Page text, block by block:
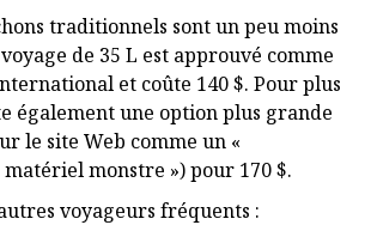
traditionnels sont un peu moins
de 35 L est approuvé comme
et coûte 140 $. Pour plus
également une option plus grande
le site Web comme un «
monstre ») pour 170 $.
voyageurs fréquents :